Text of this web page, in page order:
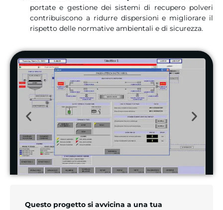
portate e gestione dei sistemi di recupero polveri
contribuiscono a ridurre dispersioni e migliorare il
rispetto delle normative ambientali e di sicurezza.
Questo progetto si avvicina a una tua